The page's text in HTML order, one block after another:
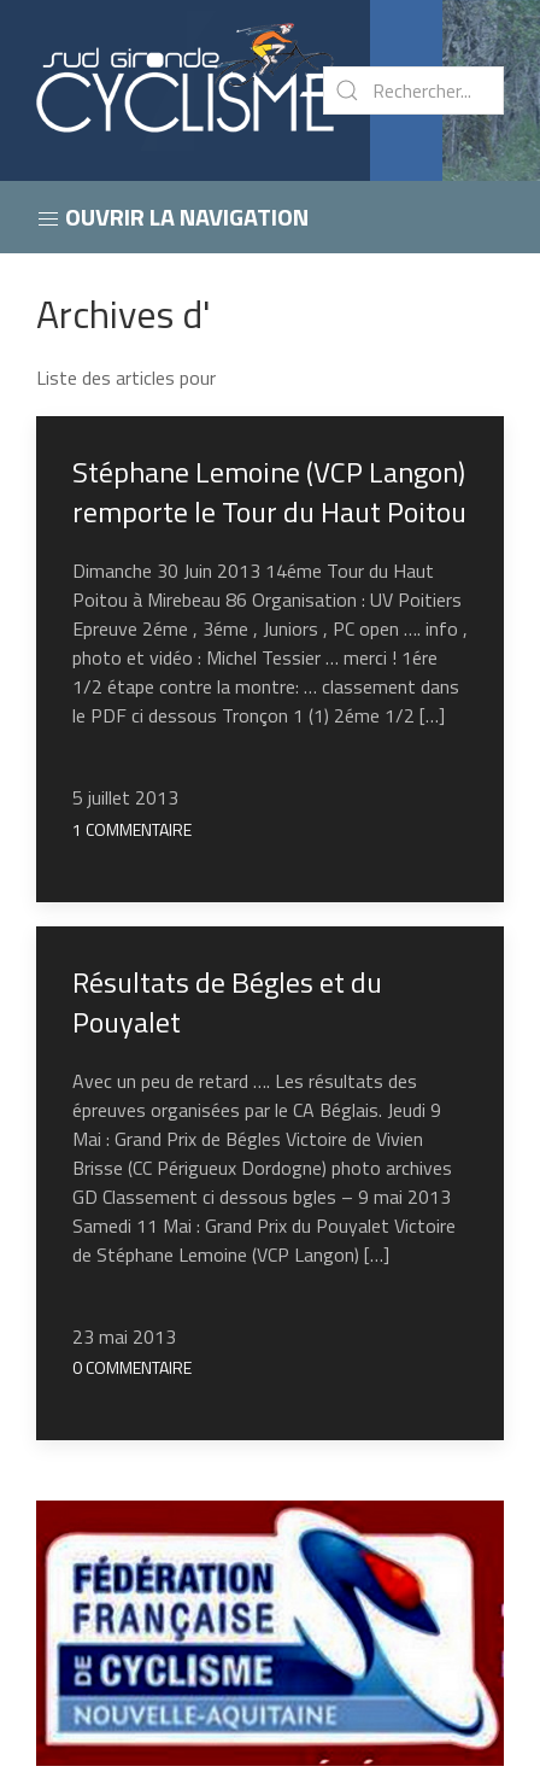
OUVRIR LA NAVIGATION
Archives d'
Liste des articles pour
Stéphane Lemoine (VCP Langon)
remporte le Tour du Haut Poitou
Dimanche 30 Juin 2013 14éme Tour du Haut
Poitou à Mirebeau 86 Organisation : UV Poitiers
Epreuve 2éme , 3éme , Juniors , PC open …. info ,
photo et vidéo : Michel Tessier … merci ! 1ére
1/2 étape contre la montre: … classement dans
le PDF ci dessous Tronçon 1 (1) 2éme 1/2 […]
5 juillet 2013
1 COMMENTAIRE
Résultats de Bégles et du
Pouyalet
Avec un peu de retard …. Les résultats des
épreuves organisées par le CA Béglais. Jeudi 9
Mai : Grand Prix de Bégles Victoire de Vivien
Brisse (CC Périgueux Dordogne) photo archives
GD Classement ci dessous bgles – 9 mai 2013
Samedi 11 Mai : Grand Prix du Pouyalet Victoire
de Stéphane Lemoine (VCP Langon) […]
23 mai 2013
0 COMMENTAIRE